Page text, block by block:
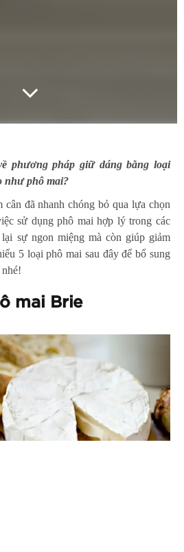
phương pháp giữ dáng bằng loại
như phô mai?
đã nhanh chóng bỏ qua lựa chọn
sử dụng phô mai hợp lý trong các
sự ngon miệng mà còn giúp giảm
5 loại phô mai sau đây để bổ sung
mai Brie